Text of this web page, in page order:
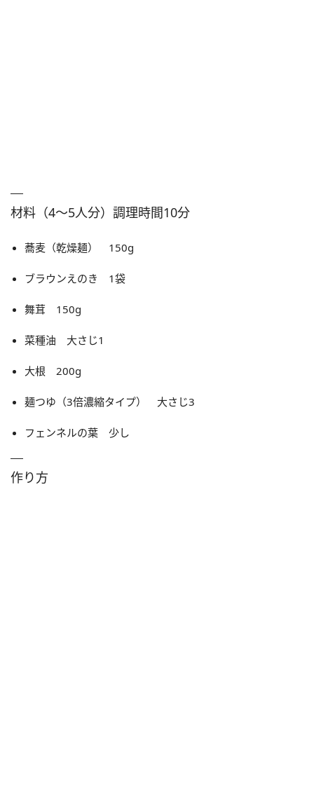
材料（4～5人分）調理時間10分
蕎麦（乾燥麺） 150g
ブラウンえのき 1袋
舞茸 150g
菜種油 大さじ1
大根 200g
麺つゆ（3倍濃縮タイプ） 大さじ3
フェンネルの葉 少し
作り方